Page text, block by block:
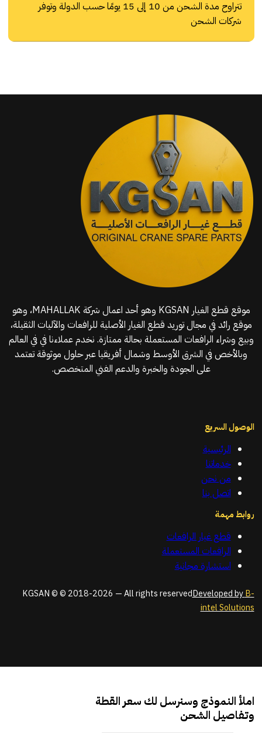
تتراوح مدة الشحن من 10 إلى 15 يومًا حسب الدولة وتوفر
شركات الشحن
موقع قطع الغيار KGSAN وهو أحد اعمال شركة MAHALLAK، وهو
موقع رائد في مجال توريد قطع الغيار الأصلية للرافعات والآليات الثقيلة،
وبيع وشراء الرافعات المستعملة بحالة ممتازة. نخدم عملاءنا في في العالم
وبالأخص في الشرق الأوسط وشمال أفريقيا عبر حلول موثوقة تعتمد
على الجودة والخبرة والدعم الفني المتخصص.
الوصول السريع
الرئيسية
خدماتنا
من نحن
اتصل بنا
روابط مهمة
قطع غيار الرافعات
الرافعات المستعملة
استشارة مجانية
KGSAN © © 2018-2026 — All rights reservedDeveloped byB-
intel Solutions
املأ النموذج وسنرسل لك سعر القطة
وتفاصيل الشحن